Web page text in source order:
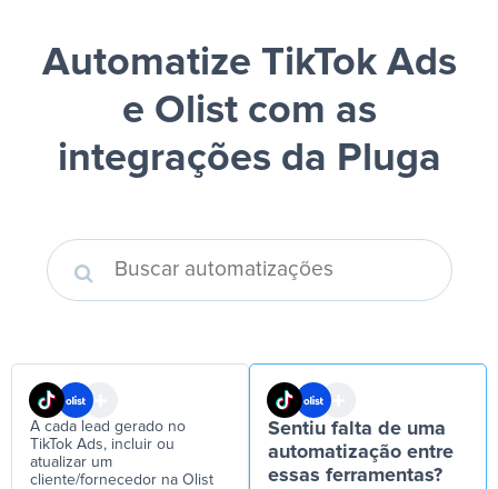
Automatize TikTok Ads
e Olistcom as
integrações da Pluga
A cada lead gerado no
TikTok Ads, incluir ou
atualizar um
cliente/fornecedor na Olist
Sentiu falta de uma
automatização entre
essas ferramentas?